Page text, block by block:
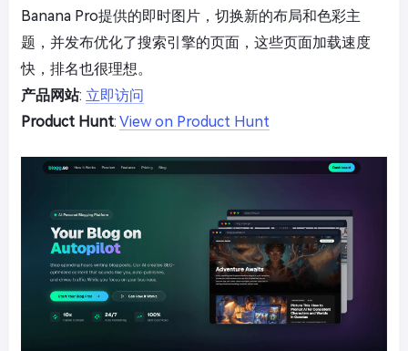
Banana Pro提供的即时图片，切换新的布局和色彩主
题，并发布优化了搜索引擎的页面，这些页面加载速度
快，排名也很理想。
产品网站: 立即访问
Product Hunt: View on Product Hunt